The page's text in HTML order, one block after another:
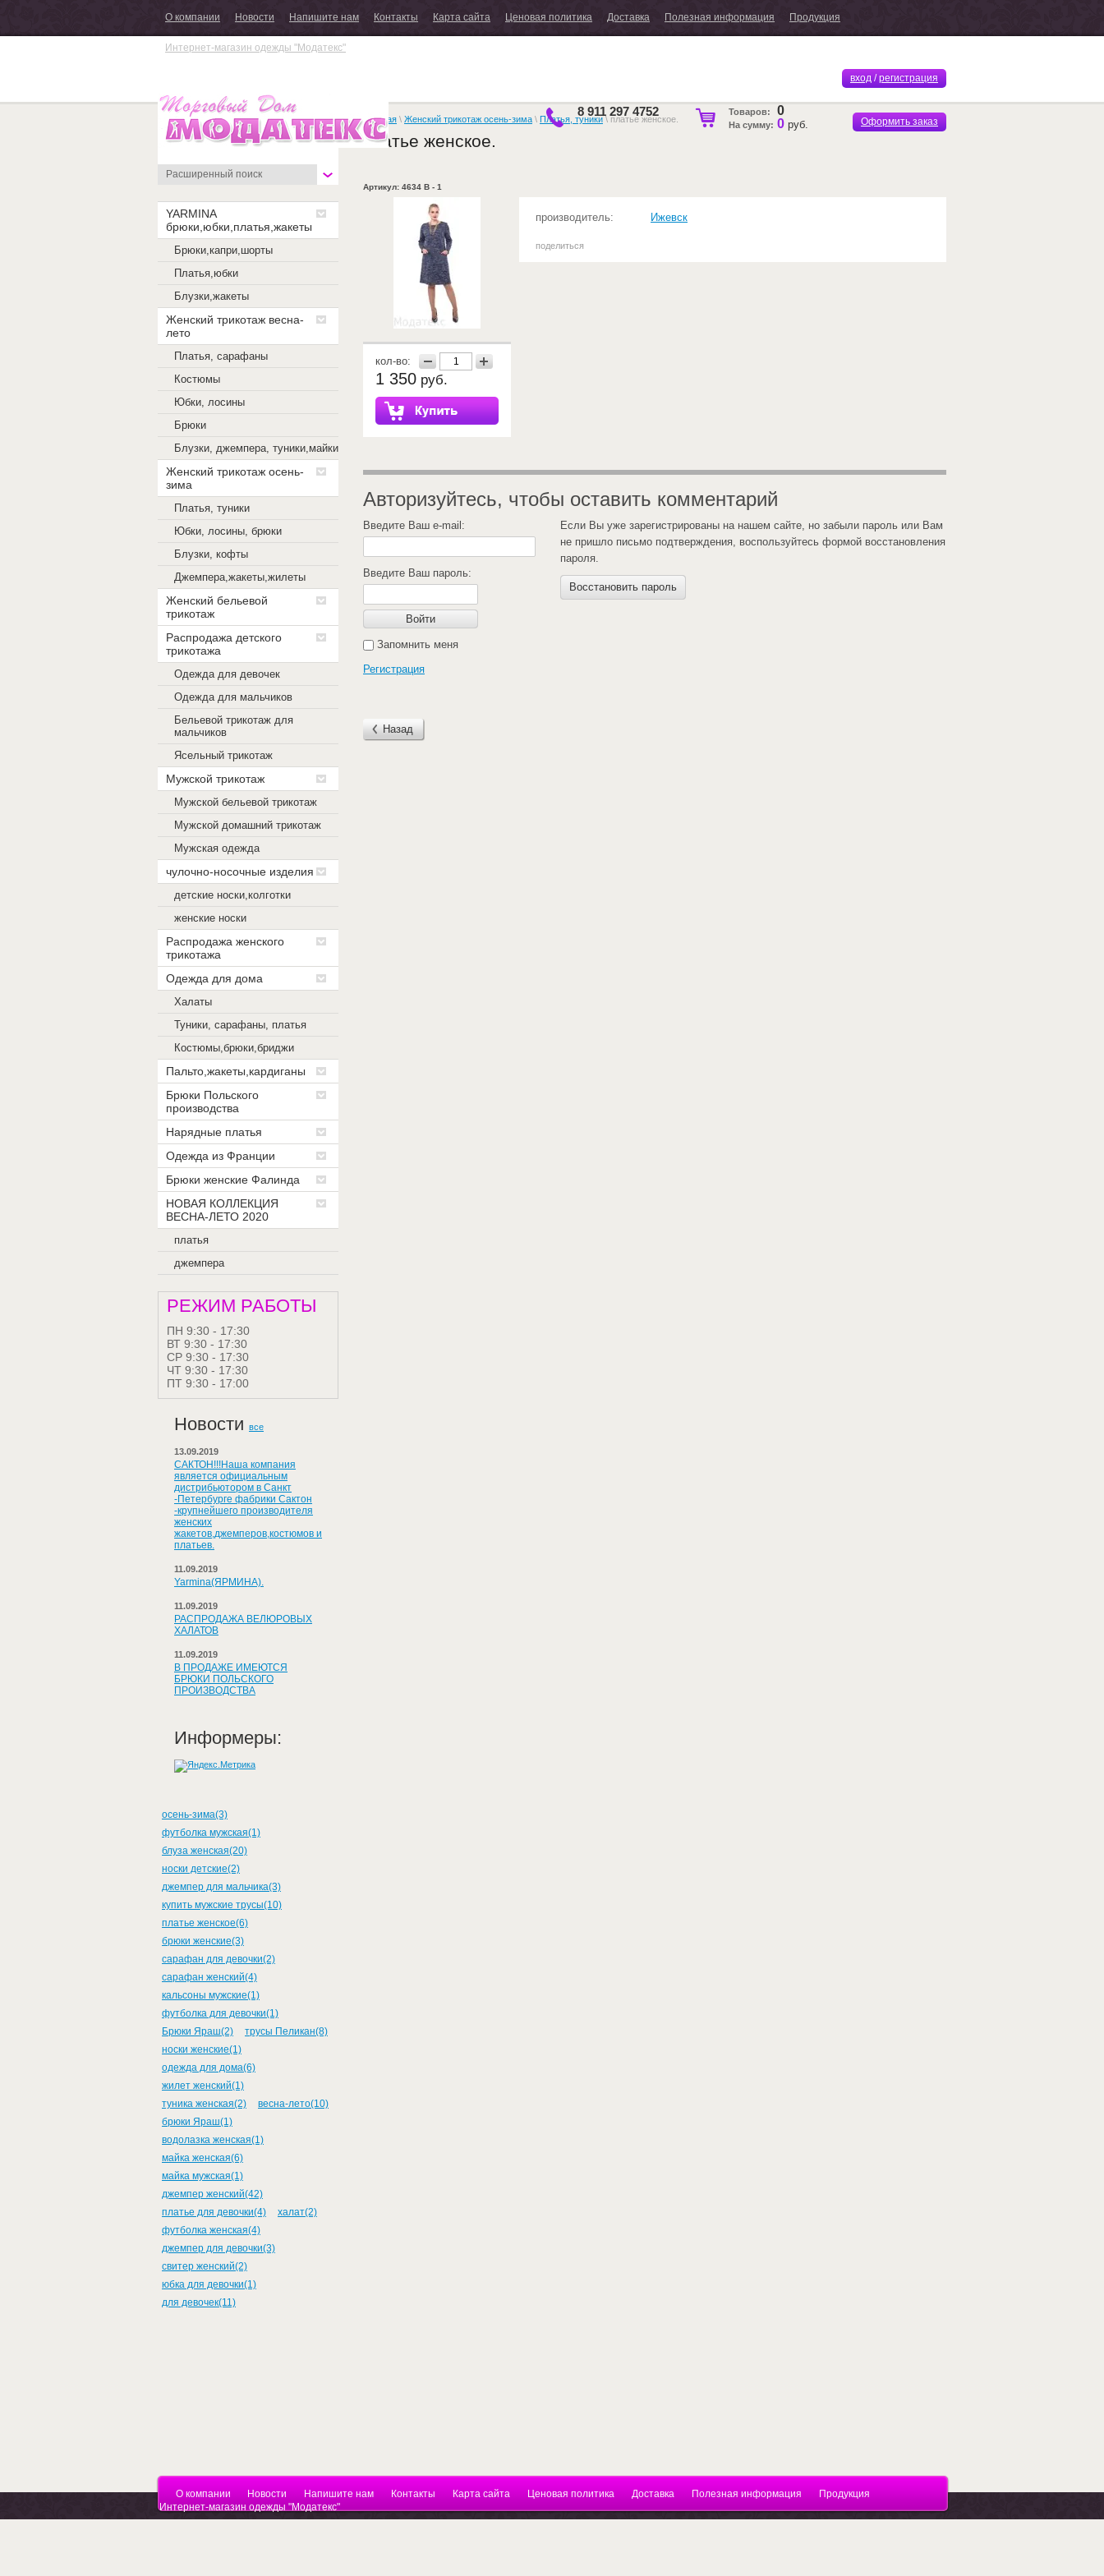
О компании Новости Напишите нам Контакты Карта сайта Ценовая политика Доставка Полезная информация Продукция
Интернет-магазин одежды "Модатекс"
вход/ регистрация
Товаров: 0
На сумму: 0 руб. Оформить заказ
8 911 297 4752
Расширенный поиск
YARMINA
брюки,юбки,платья,жакеты
Брюки,капри,шорты
Платья,юбки
Блузки,жакеты
Женский трикотаж весна-
лето
Платья, сарафаны
Костюмы
Юбки, лосины
Брюки
Блузки, джемпера, туники,майки
Женский трикотаж осень-
зима
Платья, туники
Юбки, лосины, брюки
Блузки, кофты
Джемпера,жакеты,жилеты
Женский бельевой
трикотаж
Распродажа детского
трикотажа
Одежда для девочек
Одежда для мальчиков
Бельевой трикотаж для
мальчиков
Ясельный трикотаж
Мужской трикотаж
Мужской бельевой трикотаж
Мужской домашний трикотаж
Мужская одежда
чулочно-носочные изделия
детские носки,колготки
женские носки
Распродажа женского
трикотажа
Одежда для дома
Халаты
Туники, сарафаны, платья
Костюмы,брюки,бриджи
Пальто,жакеты,кардиганы
Брюки Польского
производства
Нарядные платья
Одежда из Франции
Брюки женские Фалинда
НОВАЯ КОЛЛЕКЦИЯ
ВЕСНА-ЛЕТО 2020
платья
джемпера
РЕЖИМ РАБОТЫ
ПН 9:30 - 17:30
ВТ 9:30 - 17:30
СР 9:30 - 17:30
ЧТ 9:30 - 17:30
ПТ 9:30 - 17:00
Новости все
13.09.2019
САКТОН!!!Наша компания
является официальным
дистрибьютором в Санкт
-Петербурге фабрики Сактон
-крупнейшего производителя
женских
жакетов,джемперов,костюмов и
платьев.
11.09.2019
Yarmina(ЯРМИНА).
11.09.2019
РАСПРОДАЖА ВЕЛЮРОВЫХ
ХАЛАТОВ
11.09.2019
В ПРОДАЖЕ ИМЕЮТСЯ
БРЮКИ ПОЛЬСКОГО
ПРОИЗВОДСТВА
Информеры:
осень-зима(3)
футболка мужская(1)
блуза женская(20)
носки детские(2)
джемпер для мальчика(3)
купить мужские трусы(10)
платье женское(6)
брюки женские(3)
сарафан для девочки(2)
сарафан женский(4)
кальсоны мужские(1)
футболка для девочки(1)
Брюки Яраш(2)
трусы Пеликан(8)
носки женские(1)
одежда для дома(6)
жилет женский(1)
туника женская(2)
весна-лето(10)
брюки Яраш(1)
водолазка женская(1)
майка женская(6)
майка мужская(1)
джемпер женский(42)
платье для девочки(4)
халат(2)
футболка женская(4)
джемпер для девочки(3)
свитер женский(2)
юбка для девочки(1)
для девочек(11)
Главная \ Женский трикотаж осень-зима \ Платья, туники\ платье женское.
платье женское.
Артикул: 4634 В - 1
кол-во:
1 350 руб.
производитель: Ижевск
поделиться
Авторизуйтесь, чтобы оставить комментарий
Введите Ваш e-mail:
Введите Ваш пароль:
Войти
Запомнить меня
Регистрация
Если Вы уже зарегистрированы на нашем сайте, но забыли пароль или Вам
не пришло письмо подтверждения, воспользуйтесь формой восстановления
пароля.
Восстановить пароль
Назад
О компании Новости Напишите нам Контакты Карта сайта Ценовая политика Доставка Полезная информация
Продукция
Интернет-магазин одежды "Модатекс"